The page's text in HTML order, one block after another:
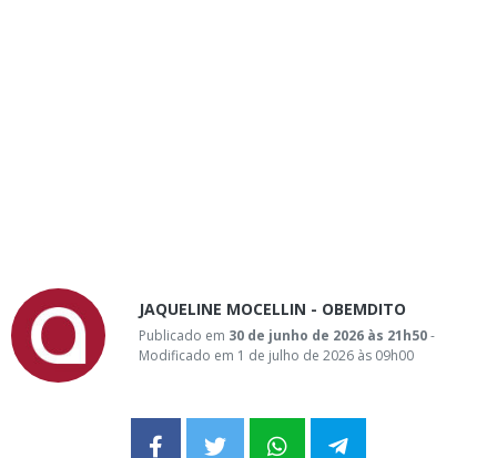
JAQUELINE MOCELLIN - OBEMDITO
Publicado em 30 de junho de 2026 às 21h50-
Modificado em 1 de julho de 2026 às 09h00